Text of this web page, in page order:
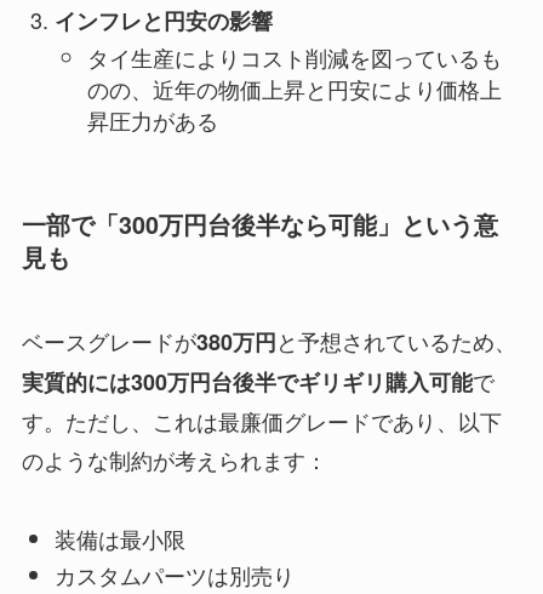
インフレと円安の影響
タイ生産によりコスト削減を図っているも
のの、近年の物価上昇と円安により価格上
昇圧力がある
一部で「300万円台後半なら可能」という意
見も
ベースグレードが380万円と予想されているため、
実質的には300万円台後半でギリギリ購入可能で
す。ただし、これは最廉価グレードであり、以下
のような制約が考えられます：
装備は最小限
カスタムパーツは別売り